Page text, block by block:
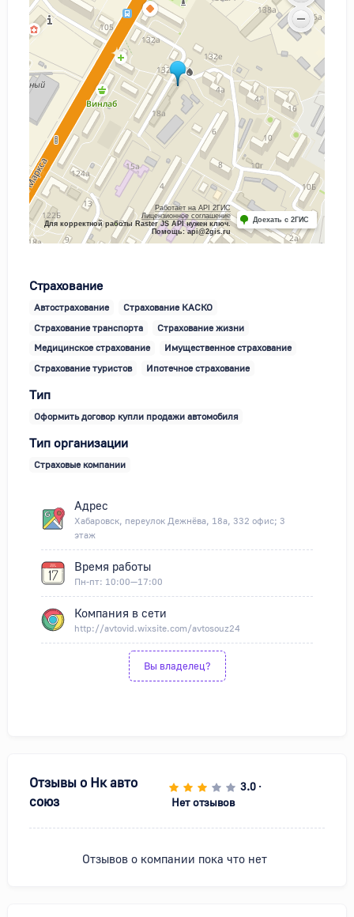
Работает на API 2ГИС
Лицензионное соглашение
Для корректной работы Raster JS API нужен ключ.
Помощь: api@2gis.ru
Доехать с 2ГИС
Страхование
Автострахование
Страхование КАСКО
Страхование транспорта
Страхование жизни
Медицинское страхование
Имущественное страхование
Страхование туристов
Ипотечное страхование
Тип
Оформить договор купли продажи автомобиля
Тип организации
Страховые компании
Адрес
Хабаровск, переулок Дежнёва, 18а, 332 офис; 3
этаж
Время работы
Пн-пт: 10:00—17:00
Компания в сети
http://avtovid.wixsite.com/avtosouz24
Вы владелец?
Отзывы о Нк авто
союз
3.0 •
Нет отзывов
Отзывов о компании пока что нет